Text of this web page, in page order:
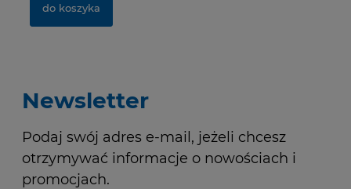
do koszyka
do koszyka
Newsletter
Podaj swój adres e-mail, jeżeli chcesz
otrzymywać informacje o nowościach i
promocjach.